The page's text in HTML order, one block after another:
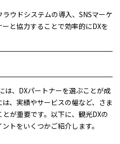
ウドシステムの導入、SNSマーケ
と協力することで効率的にDXを
は、DXパートナーを選ぶことが成
、実績やサービスの幅など、さま
が重要です。以下に、観光DXの
トをいくつかご紹介します。